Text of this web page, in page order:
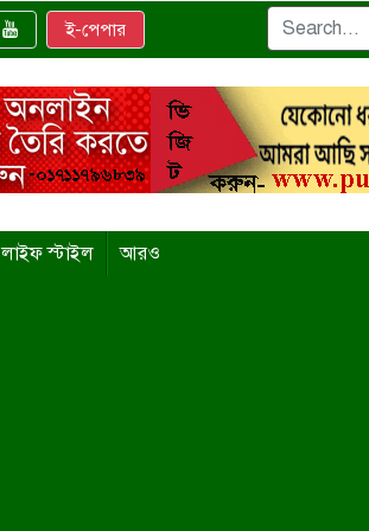
ই-পেপার
লাইফ স্টাইল আরও